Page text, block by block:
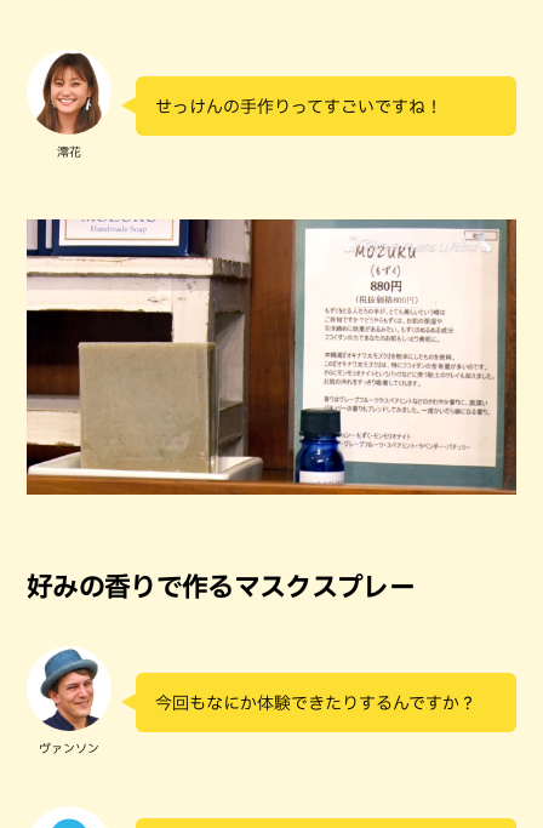
澪花
せっけんの手作りってすごいですね！
好みの香りで作るマスクスプレー
ヴァンソン
今回もなにか体験できたりするんですか？